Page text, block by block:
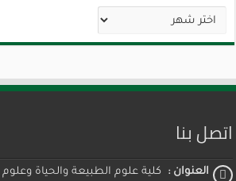
الأرشيف
اتصل بنا
العنوان : كلية علوم الطبيعة والحياة وعلوم